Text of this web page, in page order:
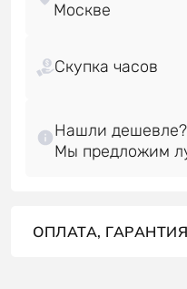
Скупка часов
Нашли
ОПЛАТА,